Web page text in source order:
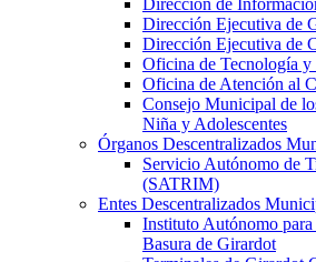
Dirección de
Dirección Ejecutiva de
Dirección Ejecutiva de
Oficina de Tecnología y
Oficina de Atención al
Consejo Municipal de
Niña y Adolescentes
Órganos Descentralizados
Servicio Autónomo de
(SATRIM)
Entes Descentralizados
Instituto Autónomo
Basura de Girardot